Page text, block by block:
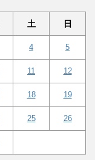
土 日
4 5
11 12
18 19
25 26